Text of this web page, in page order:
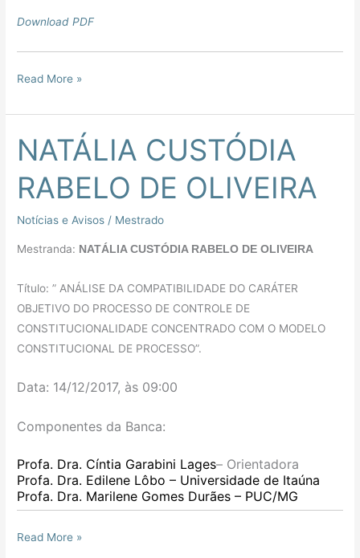
Download PDF
Read More »
NATÁLIA CUSTÓDIA
RABELO DE OLIVEIRA
Notícias e Avisos / Mestrado
Mestranda: NATÁLIA CUSTÓDIA RABELO DE OLIVEIRA
Título: ” ANÁLISE DA COMPATIBILIDADE DO CARÁTER
OBJETIVO DO PROCESSO DE CONTROLE DE
CONSTITUCIONALIDADE CONCENTRADO COM O MODELO
CONSTITUCIONAL DE PROCESSO”.
Data: 14/12/2017, às 09:00
Componentes da Banca:
Profa. Dra. Cíntia Garabini Lages– Orientadora
Profa. Dra. Edilene Lôbo – Universidade de Itaúna
Profa. Dra. Marilene Gomes Durães – PUC/MG
NATÁLIA
CUSTÓDIA
RABELO
DE
OLIVEIRA
Read More »